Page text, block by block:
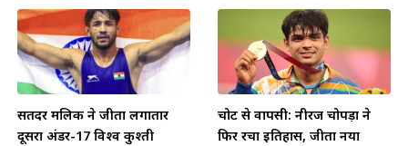
सतिंदर मलिक ने जीता लगातार
दूसरा अंडर-17 विश्व कुश्ती
चोट से वापसी: नीरज चोपड़ा ने
फिर रचा इतिहास, जीता नया